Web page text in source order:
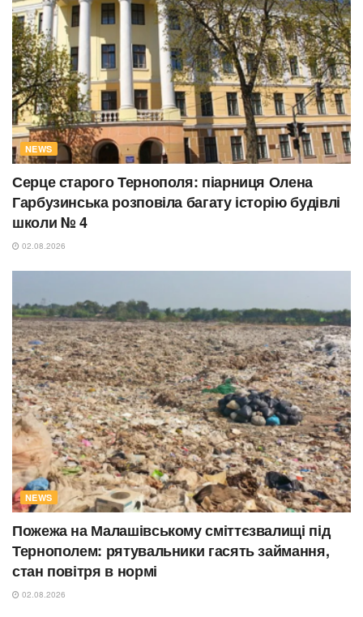
NEWS
Серце старого Тернополя: піарниця Олена
Гарбузинська розповіла багату історію будівлі
школи № 4
02.08.2026
NEWS
Пожежа на Малашівському сміттєзвалищі під
Тернополем: рятувальники гасять займання,
стан повітря в нормі
02.08.2026